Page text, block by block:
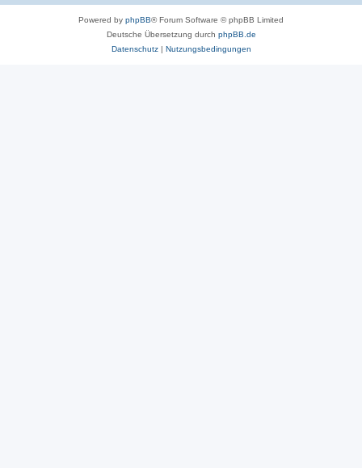
Powered by phpBB® Forum Software © phpBB Limited
Deutsche Übersetzung durch phpBB.de
Datenschutz| Nutzungsbedingungen